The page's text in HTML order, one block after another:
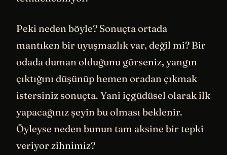
Peki neden böyle? Sonuçta ortada
mantıken bir uyuşmazlık var, değil mi? Bir
odada duman olduğunu görseniz, yangın
çıktığını düşünüp hemen oradan çıkmak
istersiniz sonuçta. Yani içgüdüsel olarak ilk
yapacağınız şeyin bu olması beklenir.
Öyleyse neden bunun tam aksine bir tepki
veriyor zihnimiz?